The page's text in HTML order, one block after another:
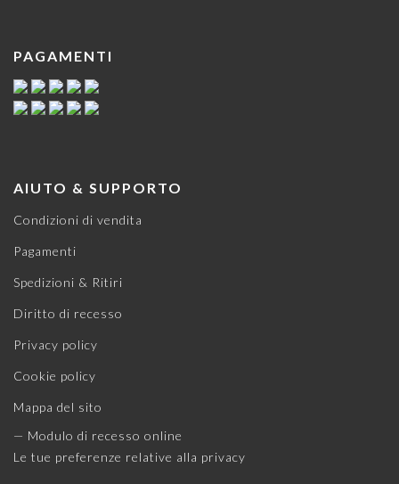
PAGAMENTI
AIUTO & SUPPORTO
Condizioni di vendita
Pagamenti
Spedizioni & Ritiri
Diritto di recesso
Privacy policy
Cookie policy
Mappa del sito
— Modulo di recesso online
Le tue preferenze relative alla privacy